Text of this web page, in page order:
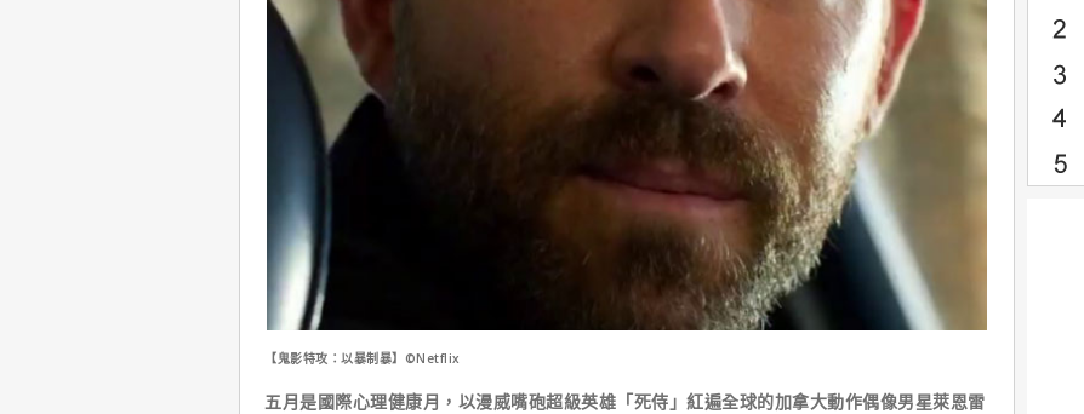
【鬼影特攻：以暴制暴】©Netflix
五月是國際心理健康月，以漫威嘴砲超級英雄「死侍」紅遍全球的加拿大動作偶像男星萊恩雷